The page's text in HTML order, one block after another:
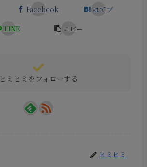
Facebook
はてブ
LINE
コピー
ヒミヒミをフォローする
ヒミヒミ